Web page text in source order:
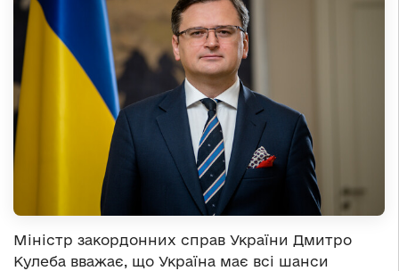
Міністр закордонних справ України Дмитро
Кулеба вважає, що Україна має всі шанси